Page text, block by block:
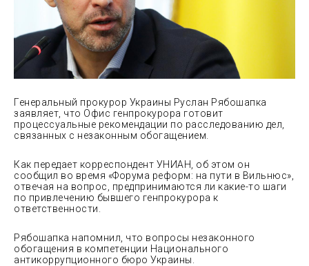
Генеральный прокурор Украины Руслан Рябошапка
заявляет, что Офис генпрокурора готовит
процессуальные рекомендации по расследованию дел,
связанных с незаконным обогащением.
Как передает корреспондент УНИАН, об этом он
сообщил во время «Форума реформ: на пути в Вильнюс»,
отвечая на вопрос, предпринимаются ли какие-то шаги
по привлечению бывшего генпрокурора к
ответственности.
Рябошапка напомнил, что вопросы незаконного
обогащения в компетенции Национального
антикоррупционного бюро Украины.